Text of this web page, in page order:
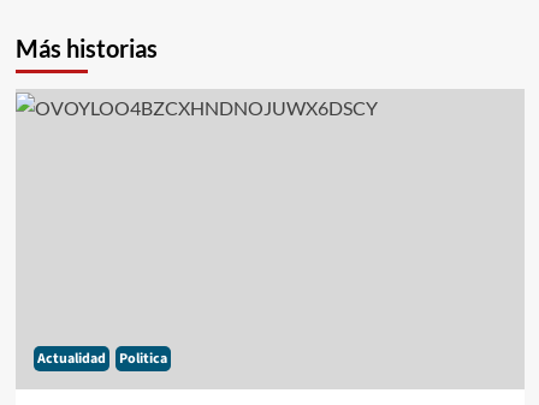
Más historias
Actualidad Politica